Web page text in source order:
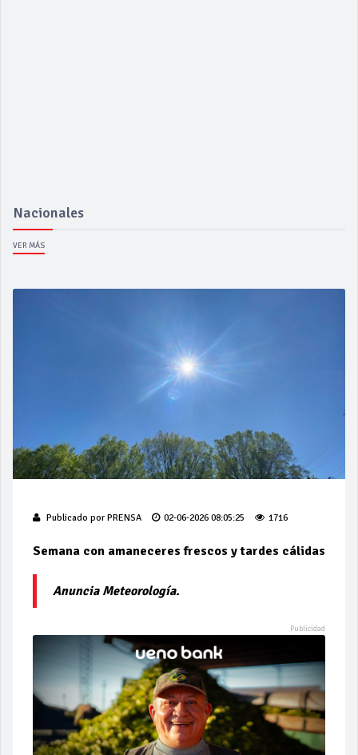
Nacionales
VER MÁS
Publicado por PRENSA 02-06-2026 08:05:25 1716
Semana con amaneceres frescos y tardes cálidas
Anuncia Meteorología.